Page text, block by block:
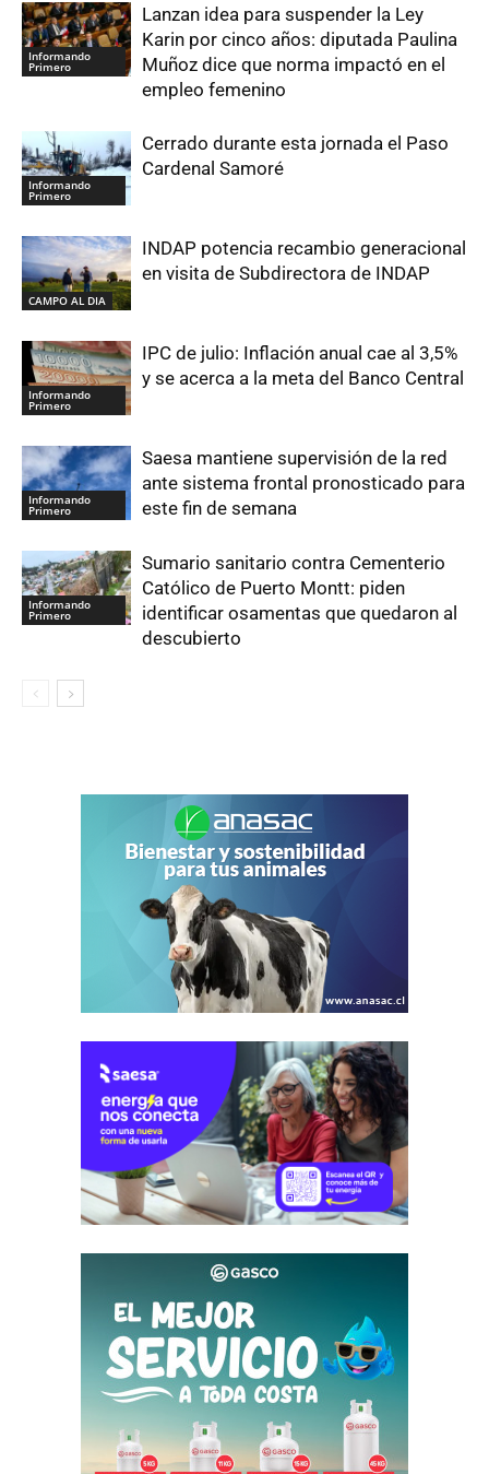
Informando
Primero
Lanzan idea para suspender la Ley
Karin por cinco años: diputada Paulina
Muñoz dice que norma impactó en el
empleo femenino
Informando
Primero
Cerrado durante esta jornada el Paso
Cardenal Samoré
CAMPO AL DIA
INDAP potencia recambio generacional
en visita de Subdirectora de INDAP
Informando
Primero
IPC de julio: Inflación anual cae al 3,5%
y se acerca a la meta del Banco Central
Informando
Primero
Saesa mantiene supervisión de la red
ante sistema frontal pronosticado para
este fin de semana
Informando
Primero
Sumario sanitario contra Cementerio
Católico de Puerto Montt: piden
identificar osamentas que quedaron al
descubierto